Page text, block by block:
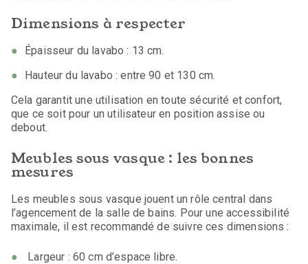
Dimensions à respecter
Épaisseur du lavabo : 13 cm.
Hauteur du lavabo : entre 90 et 130 cm.
Cela garantit une utilisation en toute sécurité et confort,
que ce soit pour un utilisateur en position assise ou
debout.
Meubles sous vasque : les bonnes
mesures
Les meubles sous vasque jouent un rôle central dans
l’agencement de la salle de bains. Pour une accessibilité
maximale, il est recommandé de suivre ces dimensions :
Largeur : 60 cm d’espace libre.